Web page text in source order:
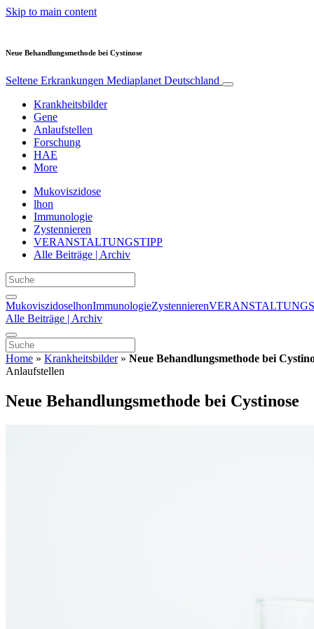
Skip to main content
Neue Behandlungsmethode bei Cystinose
Seltene Erkrankungen Mediaplanet Deutschland
Krankheitsbilder
Gene
Anlaufstellen
Forschung
HAE
More
Mukoviszidose
lhon
Immunologie
Zystennieren
VERANSTALTUNGSTIPP
Alle Beiträge | Archiv
MukoviszidoselhonImmunologieZystennieren
Alle Beiträge | Archiv
Home » Krankheitsbilder» Neue Behandlungsmethode bei
Anlaufstellen
Neue Behandlungsmethode bei Cystinose